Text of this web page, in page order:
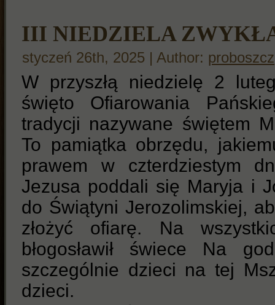
III NIEDZIELA
styczeń 26th, 2025 | Author: proboszcz
W przyszłą niedzielę 2
święto Ofiarowania
tradycji nazywane świętem
To pamiątka obrzędu,
prawem w czterdziestym
Jezusa poddali się Maryja i
do Świątyni Jerozolimskiej,
złożyć ofiarę. Na
błogosławił świece Na
szczególnie dzieci na tej
dzieci.